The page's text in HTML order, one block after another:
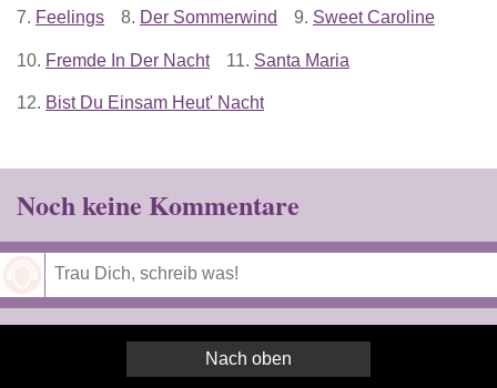
7. Feelings 8. Der Sommerwind 9. Sweet Caroline
10. Fremde In Der Nacht 11. Santa Maria
12. Bist Du Einsam Heut' Nacht
Noch keine Kommentare
Nach oben